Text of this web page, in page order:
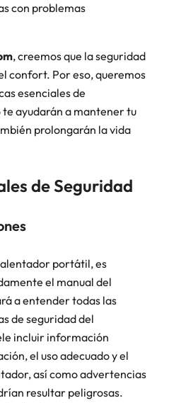
con problemas
, creemos que la seguridad
confort. Por eso, queremos
esenciales de
te ayudarán a mantener tu
prolongarán la vida
de Seguridad
portátil, es
el manual del
a entender todas las
de seguridad del
incluir información
el uso adecuado y el
así como advertencias
resultar peligrosas.